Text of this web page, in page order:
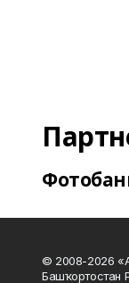
© 2008-2026
Башҡортостан